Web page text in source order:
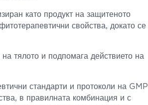
като продукт на защитеното
свойства, докато се
тялото и подпомага действието на
стандарти и протоколи на GMP
в правилната комбинация и с